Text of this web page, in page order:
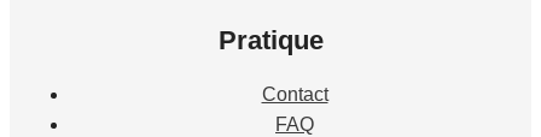
Pratique
Contact
FAQ